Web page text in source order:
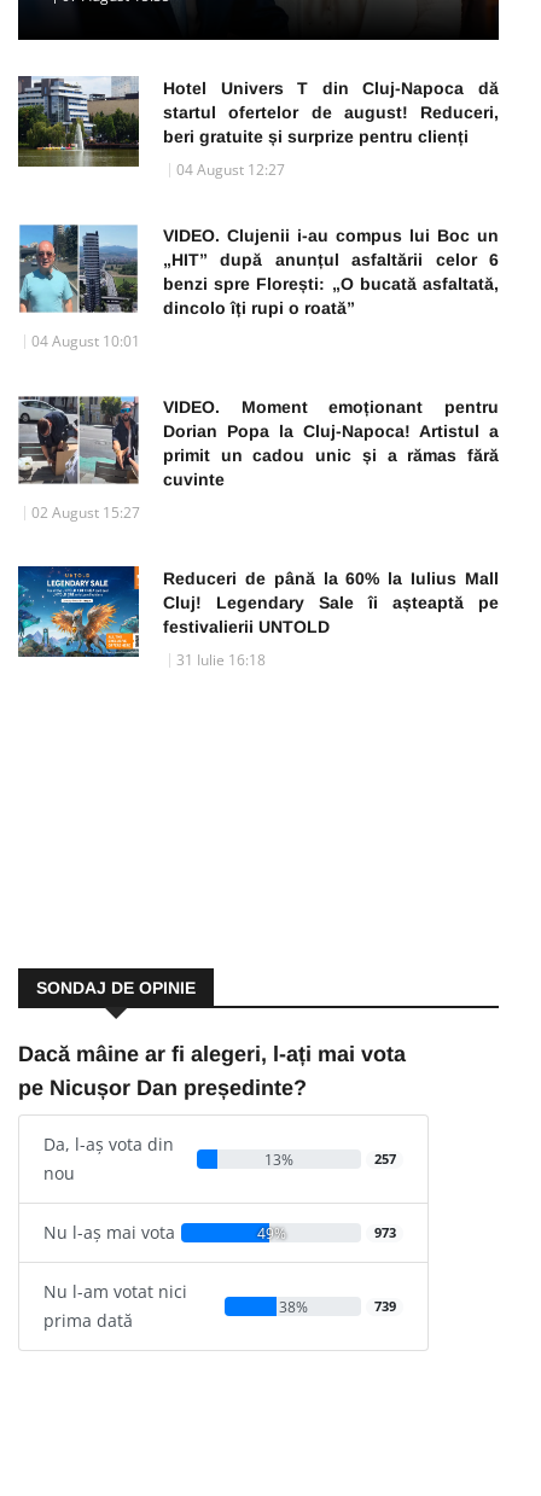
Hotel Univers T din Cluj-Napoca dă
startul ofertelor de august! Reduceri,
beri gratuite și surprize pentru clienți
04 August 12:27
VIDEO. Clujenii i-au compus lui Boc un
„HIT” după anunțul asfaltării celor 6
benzi spre Florești: „O bucată asfaltată,
dincolo îți rupi o roată”
04 August 10:01
VIDEO. Moment emoționant pentru
Dorian Popa la Cluj-Napoca! Artistul a
primit un cadou unic și a rămas fără
cuvinte
02 August 15:27
Reduceri de până la 60% la Iulius Mall
Cluj! Legendary Sale îi așteaptă pe
festivalierii UNTOLD
31 Iulie 16:18
SONDAJ DE OPINIE
Dacă mâine ar fi alegeri, l-ați mai vota
pe Nicușor Dan președinte?
Da, l-aș vota din
nou
13% 257
Nu l-aș mai vota 49% 973
Nu l-am votat nici
prima dată
38% 739